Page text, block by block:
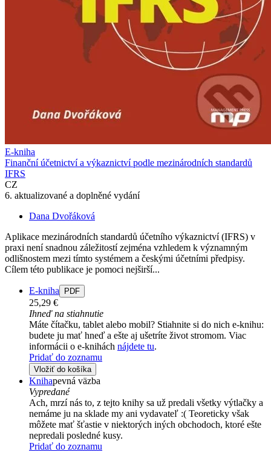
E-kniha
Finanční účetnictví a výkaznictví podle mezinárodních standardů
IFRS
CZ
6. aktualizované a doplněné vydání
Dana Dvořáková
Aplikace mezinárodních standardů účetního výkaznictví (IFRS) v
praxi není snadnou záležitostí zejména vzhledem k významným
odlišnostem mezi tímto systémem a českými účetními předpisy.
Cílem této publikace je pomoci nejširší...
E-kniha PDF
25,29 €
Ihneď na stiahnutie
Máte čítačku, tablet alebo mobil? Stiahnite si do nich e-knihu:
budete ju mať hneď a ešte aj ušetríte život stromom. Viac
informácii o e-knihách nájdete tu.
Pridať do zoznamu
Vložiť do košíka
Knihapevná väzba
Vypredané
Ach, mrzí nás to, z tejto knihy sa už predali všetky výtlačky a
nemáme ju na sklade my ani vydavateľ :( Teoreticky však
môžete mať šťastie v niektorých iných obchodoch, ktoré ešte
nepredali posledné kusy.
Pridať do zoznamu